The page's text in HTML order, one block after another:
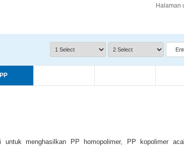
Halaman
PP
untuk menghasilkan PP homopolimer, PP kopolimer